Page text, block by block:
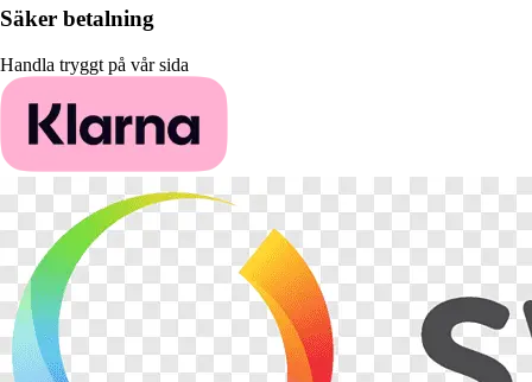
Säker betalning
Handla tryggt på vår sida